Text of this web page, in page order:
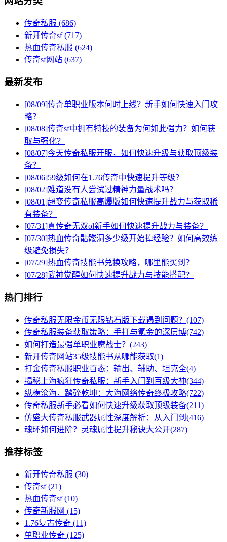
传奇私服 (686)
新开传奇sf(717)
热血传奇私服 (624)
传奇sf网站 (637)
最新发布
[08/09]传奇单职业版本何时上线？新手如何快速入门攻
略？
[08/08]传奇sf中拥有特技的装备为何如此强力？如何获
取与强化？
[08/07]今天传奇私服开服，如何快速升级与获取顶级装
备？
[08/06]59级如何在1.76传奇中快速提升等级？
[08/02]难道没有人尝试过精神力量战术吗？
[08/01]超变传奇私服高爆版如何快速提升战力与获取稀
有装备？
[07/31]真传奇无双ol新手如何快速提升战力与装备？
[07/30]热血传奇骷髅洞多少级开始掉经验？如何高效练
级避免损失？
[07/29]热血传奇技能书兑换攻略，哪里能买到？
[07/28]武神觉醒如何快速提升战力与技能搭配？
热门排行
传奇私服无限金币无限钻石版下载遇到问题？(107)
传奇私服装备获取策略：手打与氪金的深层博(742)
如何打造最强单职业魔战士？(243)
新开传奇网站35级技能书从哪能获取(1)
打金传奇私服职业百态：输出、辅助、坦克全(4)
揭秘上海疯狂传奇私服：新手入门到百级大神(344)
纵横沧海，踏碎乾坤：大海网络传奇终极攻略(722)
传奇私服新手必看如何快速升级获取顶级装备(211)
仿盛大传奇私服武器属性深度解析：从入门到(416)
魂环如何进阶？灵魂属性提升秘诀大公开(287)
推荐标签
新开传奇私服 (30)
传奇sf(21)
热血传奇sf(10)
传奇新服网 (15)
1.76复古传奇 (11)
单职业传奇 (125)